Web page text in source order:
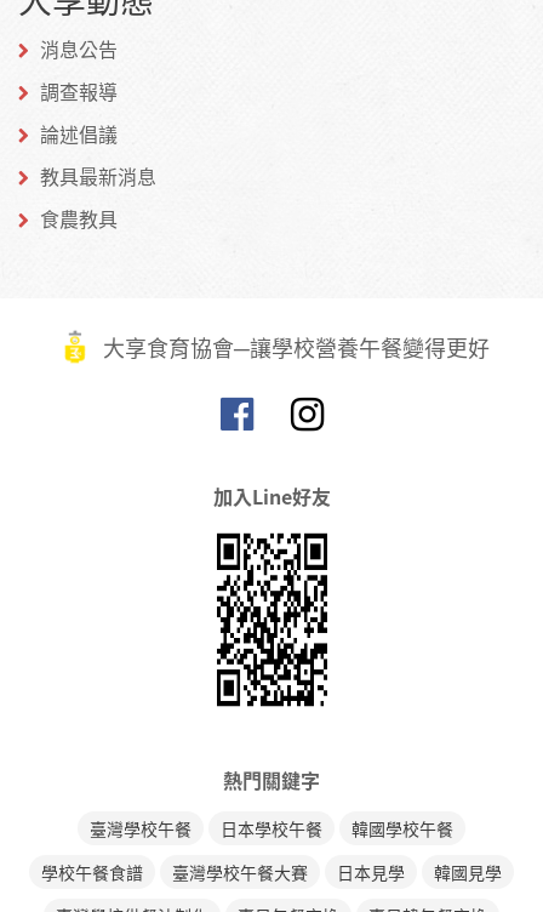
消息公告
調查報導
論述倡議
教具最新消息
食農教具
大享食育協會─讓學校營養午餐變得更好
加入Line好友
熱門關鍵字
臺灣學校午餐 日本學校午餐
韓國學校午餐
學校午餐食譜
臺灣學校午餐大賽 日本見學
韓國見學